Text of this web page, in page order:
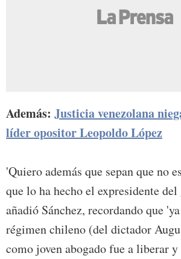
Además: Justicia venezolana
líder opositor Leopoldo López
'Quiero además que sepan que no
que lo ha hecho el expresidente
añadió Sánchez, recordando que
régimen chileno (del dictador
como joven abogado fue a liberar y